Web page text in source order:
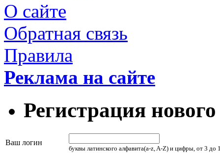
О сайте
Обратная связь
Правила
Реклама на сайте
Регистрация
Ваш логин
буквы латинского алфавита(a-z, A-Z) и цифры, от 3 до